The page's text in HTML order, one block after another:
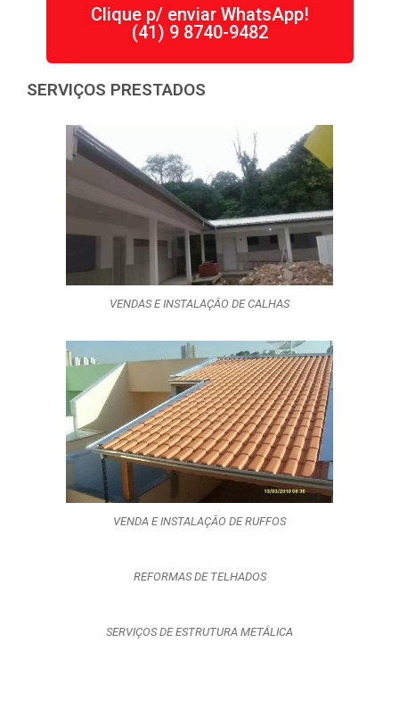
Clique p/ enviar WhatsApp!
(41) 9 8740-9482
SERVIÇOS PRESTADOS
VENDAS E INSTALAÇÂO DE CALHAS
VENDA E INSTALAÇÂO DE RUFFOS
REFORMAS DE TELHADOS
SERVIÇOS DE ESTRUTURA METÁLICA